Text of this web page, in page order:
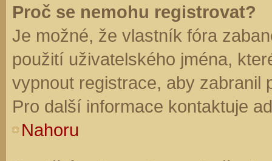
Proč se nemohu registrovat?
Je možné, že vlastník fóra
použití uživatelského jména,
vypnout registrace, aby zabranil
Pro další informace kontaktuje
Nahoru